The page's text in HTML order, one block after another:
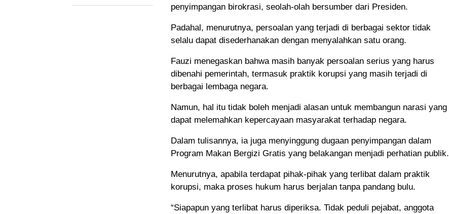
penyimpangan birokrasi, seolah-olah bersumber dari Presiden.
Padahal, menurutnya, persoalan yang terjadi di berbagai sektor tidak
selalu dapat disederhanakan dengan menyalahkan satu orang.
Fauzi menegaskan bahwa masih banyak persoalan serius yang harus
dibenahi pemerintah, termasuk praktik korupsi yang masih terjadi di
berbagai lembaga negara.
Namun, hal itu tidak boleh menjadi alasan untuk membangun narasi yang
dapat melemahkan kepercayaan masyarakat terhadap negara.
Dalam tulisannya, ia juga menyinggung dugaan penyimpangan dalam
Program Makan Bergizi Gratis yang belakangan menjadi perhatian publik.
Menurutnya, apabila terdapat pihak-pihak yang terlibat dalam praktik
korupsi, maka proses hukum harus berjalan tanpa pandang bulu.
“Siapapun yang terlibat harus diperiksa. Tidak peduli pejabat, anggota